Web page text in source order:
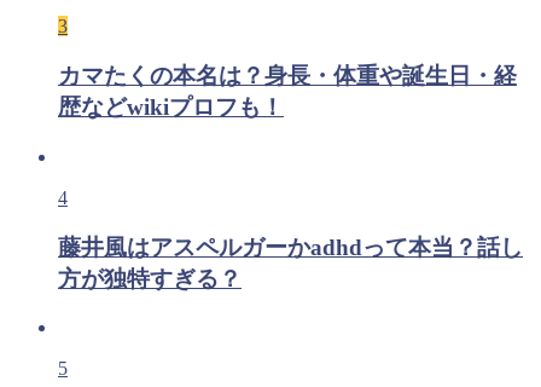
3
カマたくの本名は？身長・体重や誕生日・経
歴などwikiプロフも！
4
藤井風はアスペルガーかadhdって本当？話し
方が独特すぎる？
5